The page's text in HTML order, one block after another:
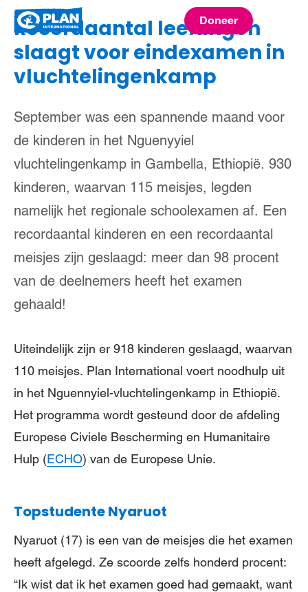
Plan
International
Doneer
Recordaantal leerlingen
slaagt voor eindexamen in
vluchtelingenkamp
September was een spannende maand voor
de kinderen in het Nguenyyiel
vluchtelingenkamp in Gambella, Ethiopië. 930
kinderen, waarvan 115 meisjes, legden
namelijk het regionale schoolexamen af. Een
recordaantal kinderen en een recordaantal
meisjes zijn geslaagd: meer dan 98 procent
van de deelnemers heeft het examen
gehaald!
Uiteindelijk zijn er 918 kinderen geslaagd, waarvan
110 meisjes. Plan International voert noodhulp uit
in het Nguennyiel-vluchtelingenkamp in Ethiopië.
Het programma wordt gesteund door de afdeling
Europese Civiele Bescherming en Humanitaire
Hulp (ECHO) van de Europese Unie.
Topstudente Nyaruot
Nyaruot (17) is een van de meisjes die het examen
heeft afgelegd. Ze scoorde zelfs honderd procent:
“Ik wist dat ik het examen goed had gemaakt, want